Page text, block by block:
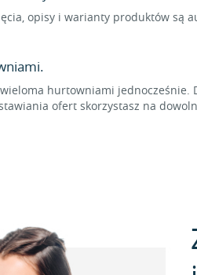
opisy i warianty produktów są
hurtowniami
ofert skorzystasz na